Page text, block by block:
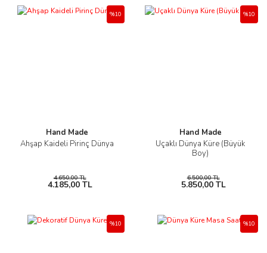
Hand Made
Ahşap Kaideli Pirinç Dünya
%10
4.650,00 TL
4.185,00 TL
Hand Made
Uçaklı Dünya Küre (Büyük
Boy)
%10
6.500,00 TL
5.850,00 TL
%10 %10